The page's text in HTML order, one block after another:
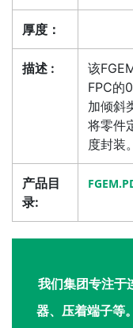
厚度：
描述 :
该
FPC的
加倾斜
将零件
度封装。
产品目
录:
我们集团专注于
器、压着端子等